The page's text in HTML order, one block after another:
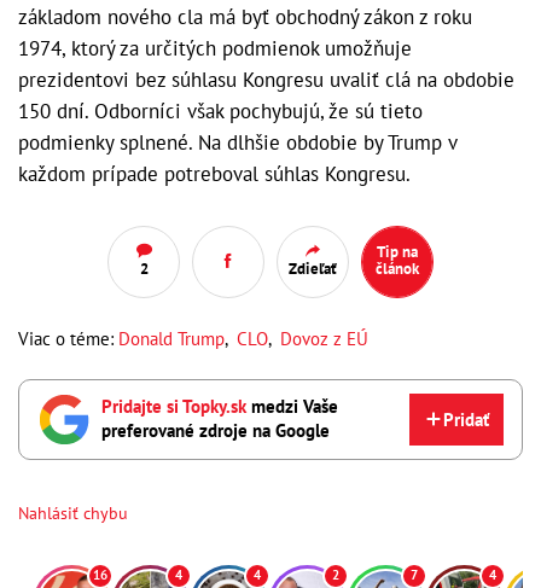
základom nového cla má byť obchodný zákon z roku
1974, ktorý za určitých podmienok umožňuje
prezidentovi bez súhlasu Kongresu uvaliť clá na obdobie
150 dní. Odborníci však pochybujú, že sú tieto
podmienky splnené. Na dlhšie obdobie by Trump v
každom prípade potreboval súhlas Kongresu.
2 Zdieľať
Tip na
článok
Viac o téme: Donald Trump, CLO, Dovoz z EÚ
Pridajte si Topky.skmedzi Vaše
preferované zdroje na Google
Pridať
Nahlásiť chybu
16 4 4 2 7 4